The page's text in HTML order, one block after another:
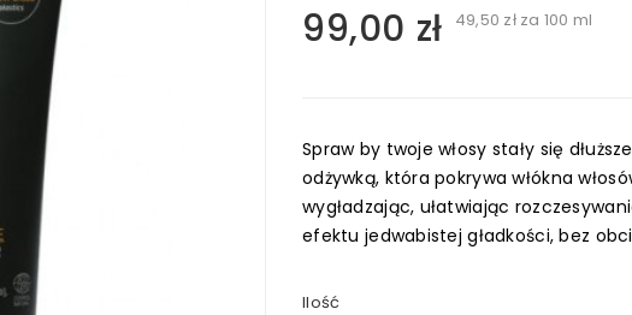
99,00 zł 49,50 złza 100 ml
Spraw by twoje włosy stały się
odżywką, która pokrywa włókna
wygładzając, ułatwiając
efektu jedwabistej gładkości, bez
Ilość